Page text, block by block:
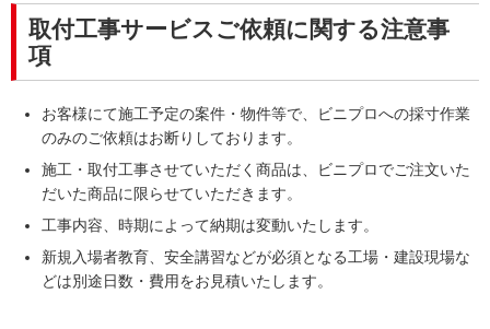
企業
Q
スに対する総合的な満足度を教え
てください。
非常に満足
品揃えが多いのですごく悩みましたが(嬉しい悩
み)、担当者さんがそれぞれの特徴を教えて下さ
り、たくさんの中から理想的なのを選べて良かっ
たです。
取付工事サービスご依頼に関する注意事
項
お客様にて施工予定の案件・物件等で、ビニプロへの採寸作業
のみのご依頼はお断りしております。
施工・取付工事させていただく商品は、ビニプロでご注文いた
だいた商品に限らせていただきます。
工事内容、時期によって納期は変動いたします。
新規入場者教育、安全講習などが必須となる工場・建設現場な
どは別途日数・費用をお見積いたします。